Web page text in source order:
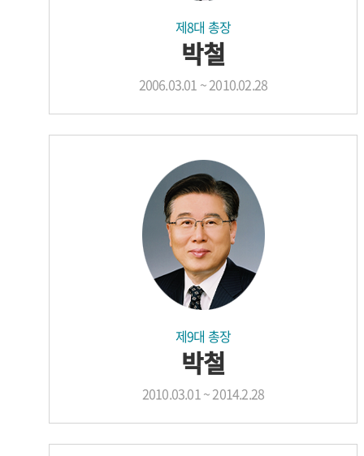
제8대 총장
박철
2006.03.01 ~ 2010.02.28
제9대 총장
박철
2010.03.01 ~ 2014.2.28